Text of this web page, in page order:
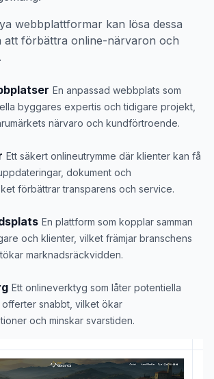
webbplattformar kan lösa dessa
att förbättra online-närvaron och
En anpassad webbplats som
byggares expertis och tidigare projekt,
närvaro och kundförtroende.
Ett säkert onlineutrymme där klienter kan få
dokument och
förbättrar transparens och service.
En plattform som kopplar samman
och klienter, vilket främjar branschens
marknadsräckvidden.
Ett onlineverktyg som låter potentiella
snabbt, vilket ökar
och minskar svarstiden.